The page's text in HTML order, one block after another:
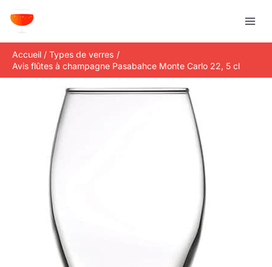
Accueil
Types de verres
Avis flûtes à champagne Pasabahce Monte Carlo 22, 5 cl
e
c
h
e